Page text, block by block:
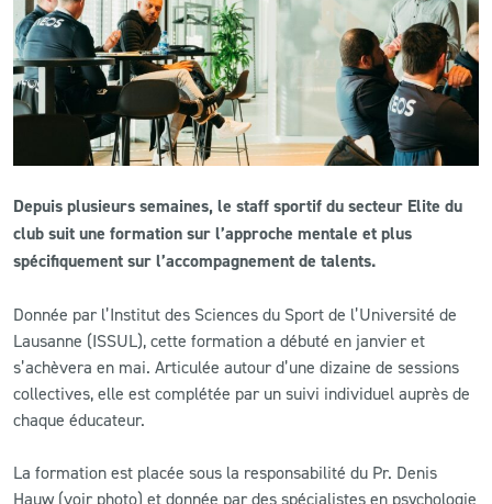
CLUB
CONTACT
ACTUALITÉS
LS E-SHOP
L’APP DU LS
LS ACADEMY CAMPS
MATCH DES CELEBRITES
PRESSE ET MEDIAS
Depuis plusieurs semaines, le staff sportif du secteur Elite du
club suit une formation sur l’approche mentale et plus
spécifiquement sur l’accompagnement de talents.
Donnée par l’Institut des Sciences du Sport de l’Université de
Lausanne (ISSUL), cette formation a débuté en janvier et
s’achèvera en mai. Articulée autour d’une dizaine de sessions
collectives, elle est complétée par un suivi individuel auprès de
chaque éducateur.
La formation est placée sous la responsabilité du Pr. Denis
Hauw (voir photo) et donnée par des spécialistes en psychologie